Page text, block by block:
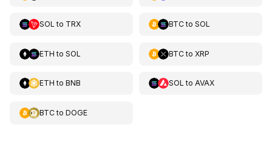
SOL to TRX BTCto SOL
ETH to SOL BTCto XRP
ETH to BNB SOL to AVAX
BTCto DOGE